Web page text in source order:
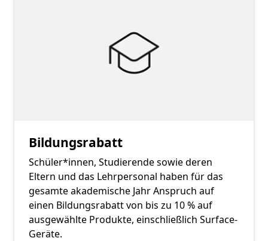
Bildungsrabatt
Schüler*innen, Studierende sowie deren
Eltern und das Lehrpersonal haben für das
gesamte akademische Jahr Anspruch auf
einen Bildungsrabatt von bis zu 10 % auf
ausgewählte Produkte, einschließlich Surface-
Geräte.